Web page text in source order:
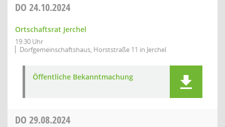
DO 24.10.2024
Ortschaftsrat Jerchel
19:30 Uhr
Dorfgemeinschaftshaus, Horststraße 11 in Jerchel
Öffentliche Bekanntmachung
DO 29.08.2024